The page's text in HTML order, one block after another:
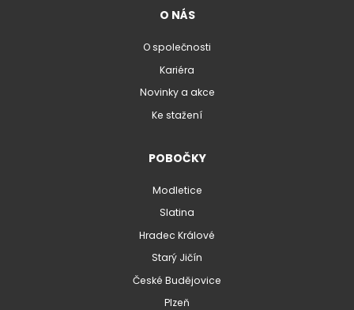
O NÁS
O společnosti
Kariéra
Novinky a akce
Ke stažení
POBOČKY
Modletice
Slatina
Hradec Králové
Starý Jičín
České Budějovice
Plzeň